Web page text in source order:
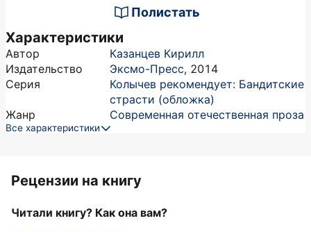
Полистать
Характеристики
Автор
Казанцев Кирилл
Издательство
Эксмо-Пресс, 2014
Серия
Колычев рекомендует: Бандитские
страсти (обложка)
Жанр
Современная отечественная проза
Все характеристики
Рецензии на книгу
Читали книгу? Как она вам?